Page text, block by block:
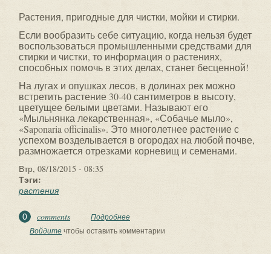
Растения, пригодные для чистки, мойки и стирки.
Если вообразить себе ситуацию, когда нельзя будет
воспользоваться промышленными средствами для
стирки и чистки, то информация о растениях,
способных помочь в этих делах, станет бесценной!
На лугах и опушках лесов, в долинах рек можно
встретить растение 30-40 сантиметров в высоту,
цветущее белыми цветами. Называют его
«Мыльнянка лекарственная», «Собачье мыло»,
«Saponaria officinalis». Это многолетнее растение с
успехом возделывается в огородах на любой почве,
размножается отрезками корневищ и семенами.
Втр, 08/18/2015 - 08:35
Тэги:
растения
0 comments Подробнее
мойки и стирки.
Войдитечтобы оставить комментарии